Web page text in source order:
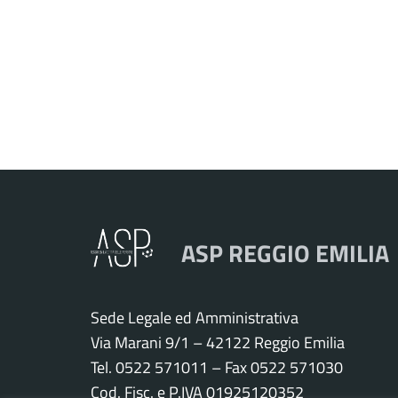
ASP REGGIO EMILIA
Sede Legale ed Amministrativa
Via Marani 9/1 – 42122 Reggio Emilia
Tel. 0522 571011 – Fax 0522 571030
Cod. Fisc. e P.IVA 01925120352